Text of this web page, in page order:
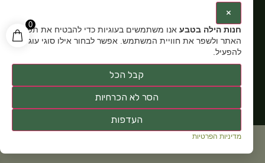
0
מספר
טלפון: 054-
פתיחה:א-ה
×
חנות הילה בטבע אנו משתמשים בעוגיות כדי להבטיח את תפקוד
האתר ולשפר את חוויית המשתמש. אפשר לבחור אילו סוגי עוגיות
להפעיל.
קבל הכל
הסר לא הכרחיות
העדפות
מדיניות הפרטיות